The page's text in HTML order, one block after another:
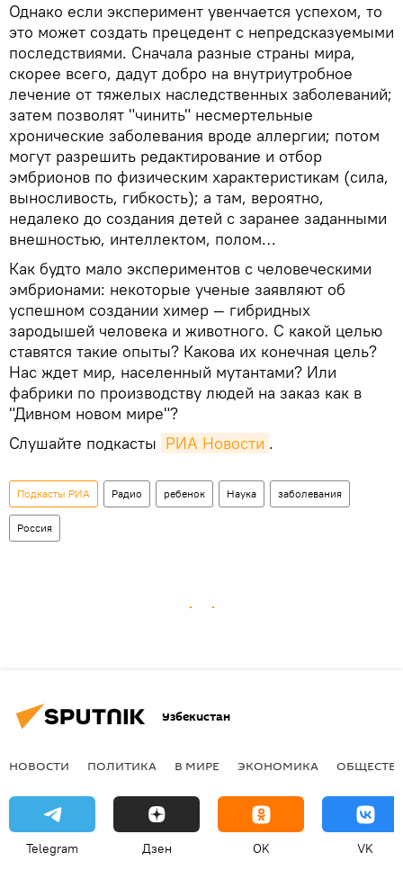
Однако если эксперимент увенчается успехом, то
это может создать прецедент с непредсказуемыми
последствиями. Сначала разные страны мира,
скорее всего, дадут добро на внутриутробное
лечение от тяжелых наследственных заболеваний;
затем позволят "чинить" несмертельные
хронические заболевания вроде аллергии; потом
могут разрешить редактирование и отбор
эмбрионов по физическим характеристикам (сила,
выносливость, гибкость); а там, вероятно,
недалеко до создания детей с заранее заданными
внешностью, интеллектом, полом…
Как будто мало экспериментов с человеческими
эмбрионами: некоторые ученые заявляют об
успешном создании химер — гибридных
зародышей человека и животного. С какой целью
ставятся такие опыты? Какова их конечная цель?
Нас ждет мир, населенный мутантами? Или
фабрики по производству людей на заказ как в
"Дивном новом мире"?
Слушайте подкасты РИА Новости .
Подкасты РИА Радио ребенок Наука заболевания
Россия
Узбекистан
НОВОСТИ ПОЛИТИКА В МИРЕ ЭКОНОМИКА
Telegram Дзен OK VK